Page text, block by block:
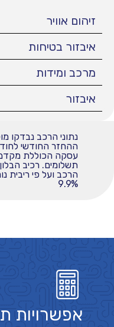
זיהום אוויר
איבזור בטיחות
מרכב ומידות
איבזור
נתוני הרכב נבדקו
ההחזר החודשי
הרכב ועל פי ריבית
9.9%
אפשרויות